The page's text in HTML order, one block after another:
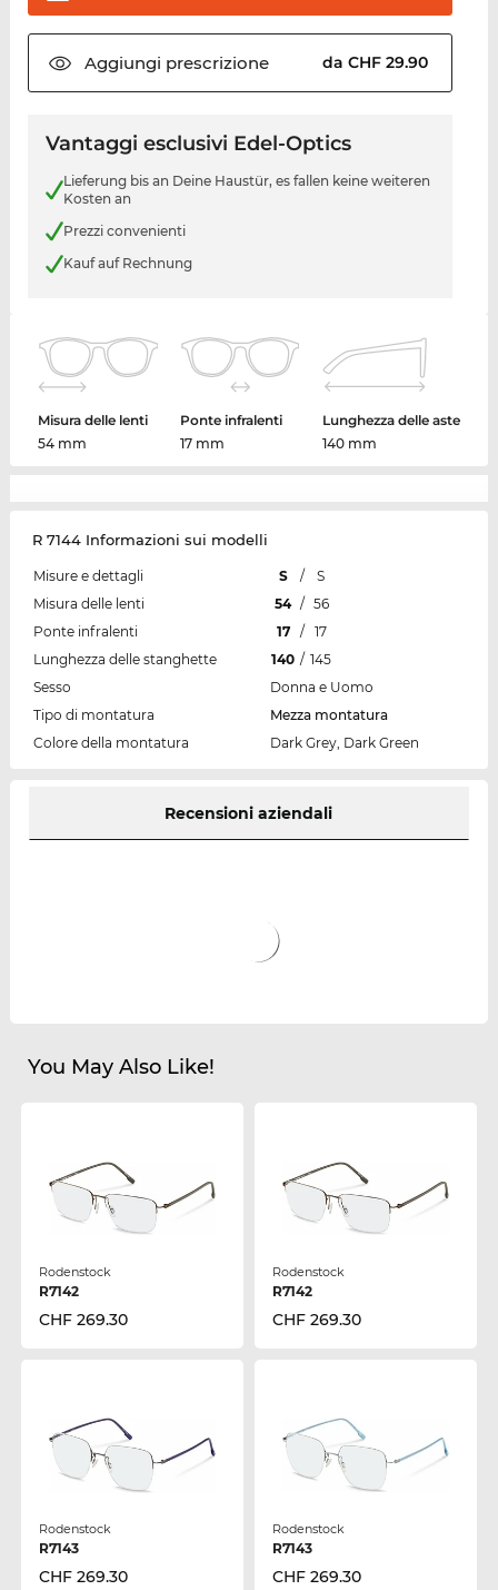
Aggiungi prescrizione da CHF 29.90
Vantaggi esclusivi Edel-Optics
Lieferung bis an Deine Haustür, es fallen keine weiteren
Kosten an
Prezzi convenienti
Kauf auf Rechnung
Misura delle lenti
54 mm
Ponte infralenti
17 mm
Lunghezza delle aste
140 mm
R 7144 Informazioni sui modelli
Misure e dettagli S /
S
Misura delle lenti
54 / 56
Ponte infralenti
17 /
17
Lunghezza delle stanghette
140 / 145
Sesso
Donna e Uomo
Tipo di montatura
Mezza montatura
Colore della montatura
Dark Grey, Dark Green
Recensioni aziendali
You May Also Like!
Rodenstock
R7142
CHF 269.30
Rodenstock
R7142
CHF 269.30
Rodenstock
R7143
CHF 269.30
Rodenstock
R7143
CHF 269.30